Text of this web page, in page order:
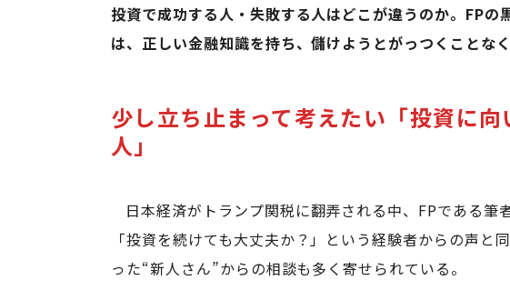
投資で成功する人・失敗する人はどこが違うのか。FPの
は、正しい金融知識を持ち、儲けようとがっつくことな
少し立ち止まって考えたい「投資に
人」
日本経済がトランプ関税に翻弄される中、FPである筆
「投資を続けても大丈夫か？」という経験者からの声と
った“新人さん”からの相談も多く寄せられている。